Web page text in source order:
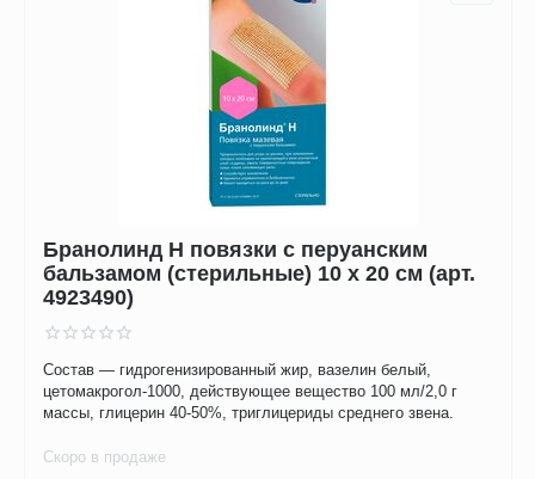
Бранолинд Н повязки с перуанским
бальзамом (стерильные) 10 х 20 см (арт.
4923490)
Состав — гидрогенизированный жир, вазелин белый,
цетомакрогол-1000, действующее вещество 100 мл/2,0 г
массы, глицерин 40-50%, триглицериды среднего звена.
Скоро в продаже